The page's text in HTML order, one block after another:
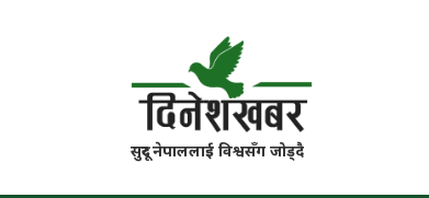
सुदूर नेपाललाई विश्वसँग जोड्दै